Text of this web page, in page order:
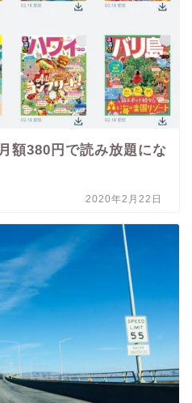
額380円で読み放題にな
2020年2月22日